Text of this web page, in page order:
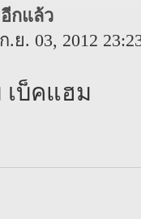
กแล้ว
ย. 03, 2012
เบ็คแฮม